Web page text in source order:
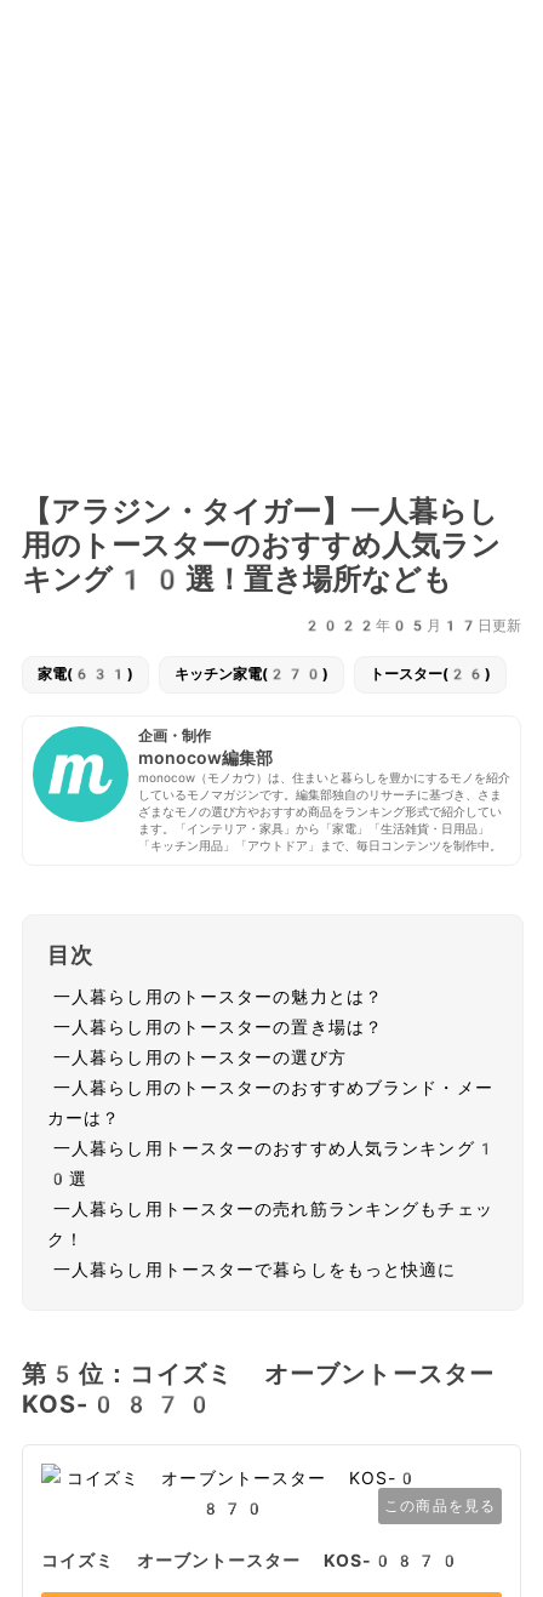
【アラジン・タイガー】一人暮らし
用のトースターのおすすめ人気ラン
キング10選！置き場所なども
2022年05月17日更新
家電(631) キッチン家電(270) トースター(26)
企画・制作
monocow編集部
monocow（モノカウ）は、住まいと暮らしを豊かにするモノを紹介
しているモノマガジンです。編集部独自のリサーチに基づき、さま
ざまなモノの選び方やおすすめ商品をランキング形式で紹介してい
ます。「インテリア・家具」から「家電」「生活雑貨・日用品」
「キッチン用品」「アウトドア」まで、毎日コンテンツを制作中。
目次
一人暮らし用のトースターの魅力とは？
一人暮らし用のトースターの置き場は？
一人暮らし用のトースターの選び方
一人暮らし用のトースターのおすすめブランド・メー
カーは？
一人暮らし用トースターのおすすめ人気ランキング1
0選
一人暮らし用トースターの売れ筋ランキングもチェッ
ク！
一人暮らし用トースターで暮らしをもっと快適に
第5位：コイズミ オーブントースター
KOS-0870
この商品を見る
コイズミ オーブントースター KOS-0870